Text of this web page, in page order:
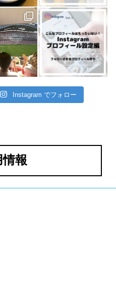
Instagram でフォロー
報